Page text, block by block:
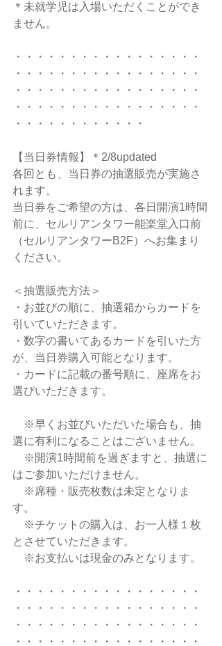
＊未就学児は入場いただくことができ
ません。
・・・・・・・・・・・・・・・・・
・・・・・・・・・・・・・・・・・
・・・・・・・・・・・・・・・・・
・・・・・・・・・・・・・・・・・
・・・・・・・・・・・・
【当日券情報】＊2/8updated
各回とも、当日券の抽選販売が実施さ
れます。
当日券をご希望の方は、各日開演1時間
前に、セルリアンタワー能楽堂入口前
（セルリアンタワーB2F）へお集まり
ください。
＜抽選販売方法＞
・お並びの順に、抽選箱からカードを
引いていただきます。
・数字の書いてあるカードを引いた方
が、当日券購入可能となります。
・カードに記載の番号順に、座席をお
選びいただきます。
※早くお並びいただいた場合も、抽
選に有利になることはございません。
※開演1時間前を過ぎますと、抽選に
はご参加いただけません。
※席種・販売枚数は未定となりま
す。
※チケットの購入は、お一人様１枚
とさせていただきます。
※お支払いは現金のみとなります。
・・・・・・・・・・・・・・・・・
・・・・・・・・・・・・・・・・・
・・・・・・・・・・・・・・・・・
・・・・・・・・・・・・・・・・・